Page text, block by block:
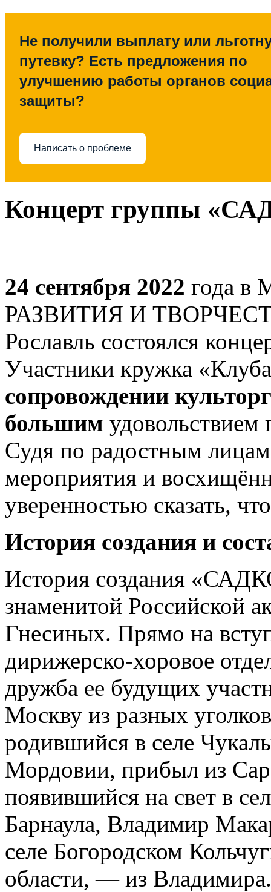
Не получили выплату или
путевку? Есть предложения по
улучшению работы органов
защиты?
Написать о проблеме
Концерт группы
24 сентября 2022 года
РАЗВИТИЯ И
Рославль состоялся
Участники кружка «Клуба
сопровождении
большим удовольствием
Судя по радостным
мероприятия и
уверенностью сказать,
История создания и
История создания
знаменитой Российской
Гнесиных. Прямо на
дирижерско-хоровое
дружба ее будущих
Москву из разных
родившийся в селе
Мордовии, прибыл из
появившийся на свет в
Барнаула, Владимир
селе Богородском
области, — из Владимира.